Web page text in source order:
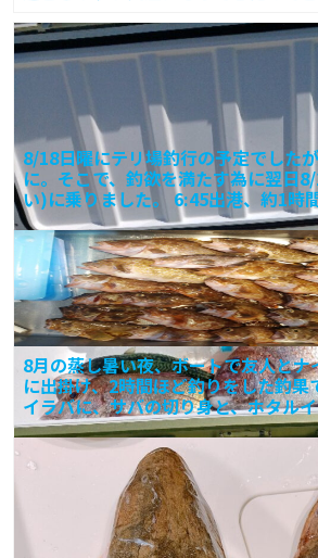
8/18日曜にテリ場釣行の予定でした
に。そこで、釣欲を満たす為に翌日
い)に乗りました。 6:45出港、約1時
8月の蒸し暑い夜、ボートで友人と
に出掛け、2時間ほど釣りをした釣果
イラバに、サバの切り身と、ホタル
キジハ